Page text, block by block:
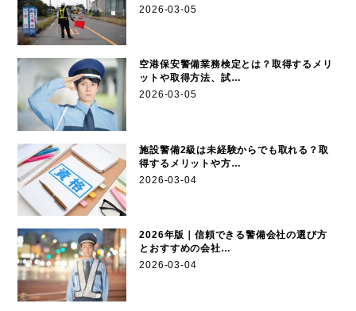
2026-03-05
空港保安警備業務検定とは？取得するメリ
ットや取得方法、試…
2026-03-05
施設警備2級は未経験からでも取れる？取
得するメリットや方…
2026-03-04
2026年版｜信頼できる警備会社の選び方
とおすすめの会社…
2026-03-04